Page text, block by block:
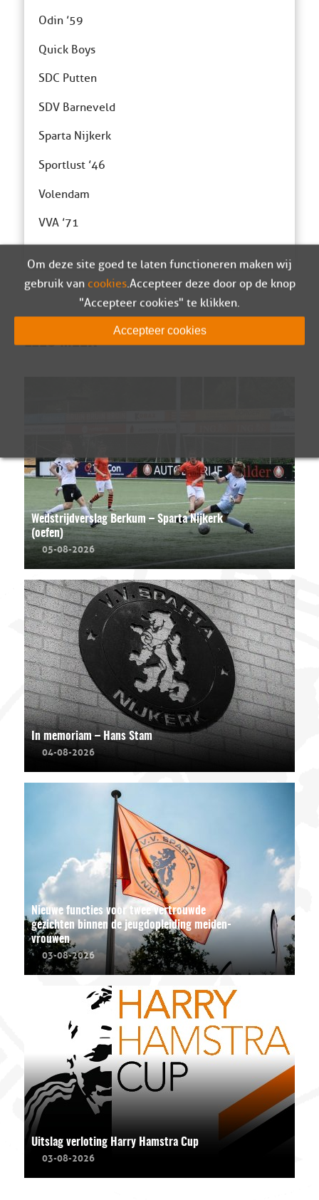
Odin ’59
Quick Boys
SDC Putten
SDV Barneveld
Sparta Nijkerk
Sportlust ’46
Volendam
VVA ’71
LEES MEER
Wedstrijdverslag Berkum – Sparta Nijkerk
(oefen)
05-08-2026
In memoriam – Hans Stam
04-08-2026
Nieuwe functies voor twee vertrouwde
gezichten binnen de jeugdopleiding meiden-
vrouwen
03-08-2026
Uitslag verloting Harry Hamstra Cup
03-08-2026
Om deze site goed te laten functioneren maken wij
gebruik van cookies. Accepteer deze door op de knop
"Accepteer cookies" te klikken.
Accepteer cookies